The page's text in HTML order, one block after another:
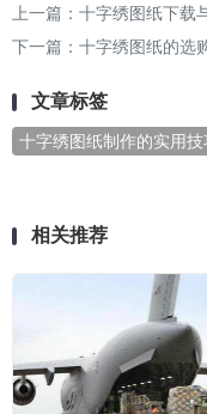
上一篇： 十字绣图纸下载
下一篇： 十字绣图纸的选
文章标签
十字绣图纸制作的实用技
相关推荐